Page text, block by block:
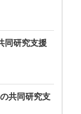
同研究支援
共同研究支